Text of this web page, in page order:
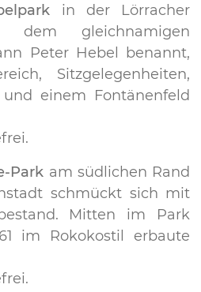
in der Lörracher
dem gleichnamigen
Peter Hebel benannt,
Sitzgelegenheiten,
einem Fontänenfeld
Park am südlichen Rand
schmückt sich mit
Mitten im Park
im Rokokostil erbaute